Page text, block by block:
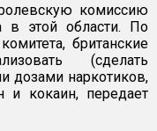
комиссию
в этой области. По
британские
(сделать
дозами наркотиков,
и кокаин, передает